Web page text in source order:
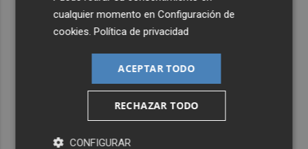
cualquier momento enConfiguración de
cookies.Política de privacidad
ACEPTAR TODO
RECHAZAR TODO
CONFIGURAR